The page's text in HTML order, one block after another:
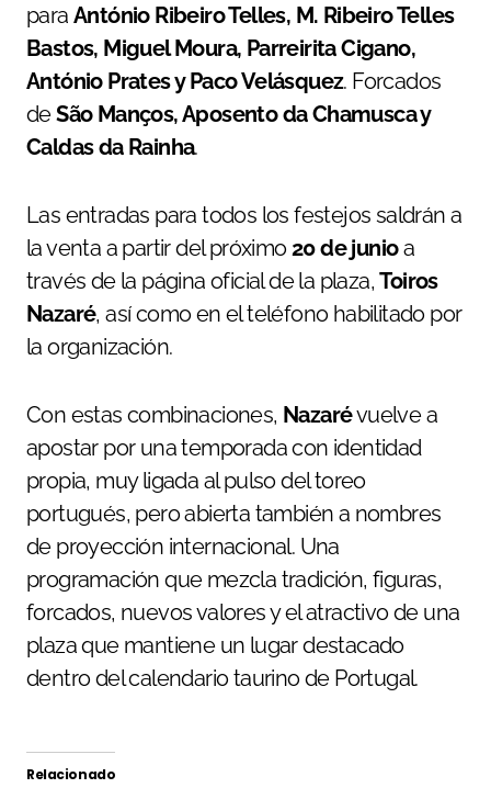
para António Ribeiro Telles, M. Ribeiro Telles
Bastos, Miguel Moura, Parreirita Cigano,
António Prates y Paco Velásquez. Forcados
deSão Manços, Aposento da Chamusca y
Caldas da Rainha.
Las entradas para todos los festejos saldrán a
la venta a partir del próximo 20 de junioa
través de la página oficial de la plaza,Toiros
Nazaré, así como en el teléfono habilitado por
la organización.
Con estas combinaciones, Nazarévuelve a
apostar por una temporada con identidad
propia, muy ligada al pulso del toreo
portugués, pero abierta también a nombres
de proyección internacional. Una
programación que mezcla tradición, figuras,
forcados, nuevos valores y el atractivo de una
plaza que mantiene un lugar destacado
dentro del calendario taurino de Portugal.
Relacionado